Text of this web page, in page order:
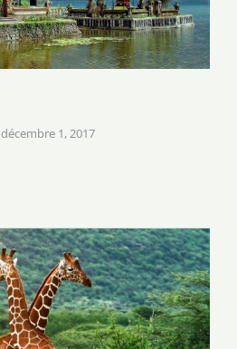
décembre 1, 2017